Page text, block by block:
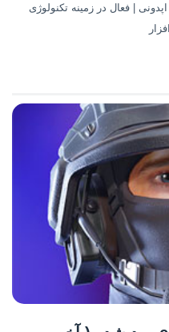
| فعال در زمینه تکنولوژی